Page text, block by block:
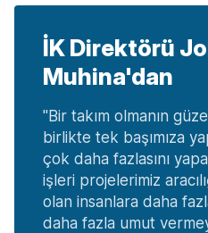
İK Direktörü
Muhina'dan
"Bir takım olmanın
birlikte tek başımıza
çok daha fazlasını
işleri projelerimiz
olan insanlara daha
daha fazla umut